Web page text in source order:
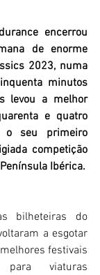
encerrou
de enorme
2023, numa
minutos
levou a melhor
e quatro
o seu primeiro
competição
Ibérica.
bilheteiras do
a esgotar
festivais
para viaturas